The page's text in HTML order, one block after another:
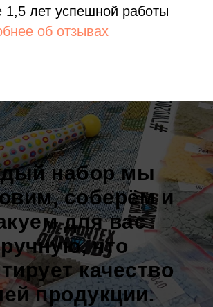
1,5 лет успешной работы
об отзывах
набор мы
соберём и
для вас
что
качество
продукции.